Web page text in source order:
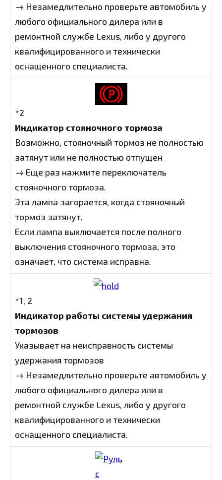
→ Незамедлительно проверьте автомобиль у
любого официального дилера или в
ремонтной службе Lexus, либо у другого
квалифицированного и технически
оснащенного специалиста.
*2
Индикатор стояночного тормоза
Возможно, стояночный тормоз не полностью
затянут или не полностью отпущен
→ Еще раз нажмите переключатель
стояночного тормоза.
Эта лампа загорается, когда стояночный
тормоз затянут.
Если лампа выключается после полного
выключения стояночного тормоза, это
означает, что система исправна.
*1, 2
Индикатор работы системы удержания
тормозов
Указывает на неисправность системы
удержания тормозов
→ Незамедлительно проверьте автомобиль у
любого официального дилера или в
ремонтной службе Lexus, либо у другого
квалифицированного и технически
оснащенного специалиста.